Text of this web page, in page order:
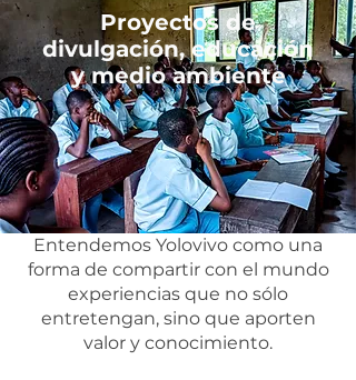
Proyectos de
divulgación, educación
y medio ambiente
Entendemos Yolovivo como una
forma de compartir con el mundo
experiencias que no sólo
entretengan, sino que aporten
valor y conocimiento.